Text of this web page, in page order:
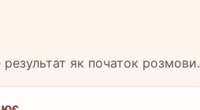
як початок розмови.